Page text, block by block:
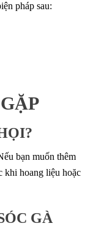
pháp sau:
bạn muốn thêm
khi hoang liệu hoặc
GÀ